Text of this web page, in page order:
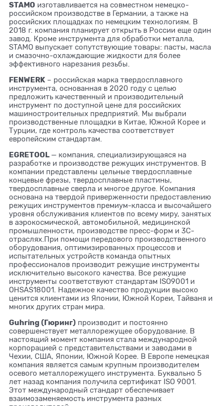
STAMO изготавливается на совместном немецко-
российском производстве в Германии, а также на
российских площадках по немецким технологиям. В
2018 г. компания планирует открыть в России еще один
завод. Кроме инструмента для обработки металла,
STAMO выпускает сопутствующие товары: пасты, масла
и смазочно-охлаждающие жидкости для более
эффективного нарезания резьбы.
FENWERK – российская марка твердосплавного
инструмента, основанная в 2020 году с целью
предложить качественный и производительный
инструмент по доступной цене для российских
машиностроительных предприятий. Мы выбрали
производственные площадки в Китае, Южной Корее и
Турции, где контроль качества соответствует
европейским стандартам.
EGRETOOL — компания, специализирующаяся на
разработке и производстве режущих инструментов. В
компании представлены цельные твердосплавные
концевые фрезы, твердосплавные пластины,
твердосплавные сверла и многое другое. Компания
основана на твердой приверженности предоставлению
режущих инструментов премиум-класса и высочайшего
уровня обслуживания клиентов по всему миру, занятых
в аэрокосмической, автомобильной, медицинской
промышленности, производстве пресс-форм и 3C-
отраслях.При помощи передового производственного
оборудования, оптимизированных процессов и
испытательных устройств команда опытных
профессионалов производит режущие инструменты
исключительно высокого качества. Все режущие
инструменты соответствуют стандартам ISO9001 и
OHSAS18001. Надежное качество продукции высоко
ценится клиентами из Японии, Южной Кореи, Тайваня и
многих других стран мира.
Guhring (Гюринг) производит и постоянно
совершенствует металлорежущее оборудование. В
настоящий момент компания стала международной
корпорацией с представительствами и заводами в
Чехии, США, Японии, Южной Корее. В Европе немецкая
компания является самым крупным производителем
осевого металлорежущего инструмента. Буквально 5
лет назад компания получила сертификат ISO 9001.
Этот международный стандарт обеспечивает
взаимозаменяемость инструмента разных